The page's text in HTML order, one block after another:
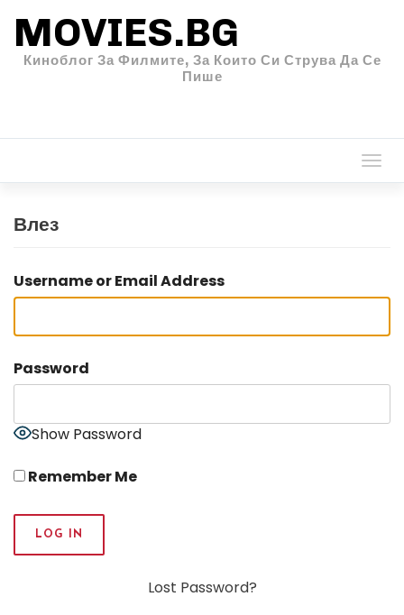
MOVIES.BG
Киноблог За Филмите, За Които Си Струва Да Се
Пише
Влез
Username or Email Address
Password
Show Password
Remember Me
Lost Password?